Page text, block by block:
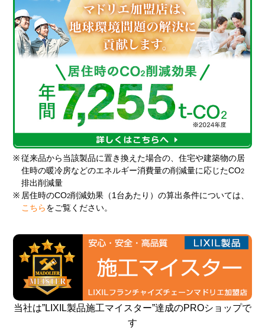
※ 従来品から当該製品に置き換えた場合の、住宅や建築物の居
住時の暖冷房などのエネルギー消費量の削減量に応じたCO2
排出削減量
※ 居住時のCO2削減効果（1台あたり）の算出条件については、
こちら をご覧ください。
当社は”LIXIL製品施工マイスター”達成のPROショップで
す